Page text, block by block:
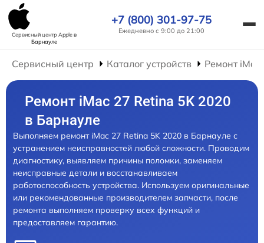
Сервисный центр Appleв
Барнауле
+7 (800) 301-97-75
Ежедневно с 9:00 до 21:00
Сервисный центр Каталог устройств Ремонт iMac
Ремонт iMac 27 Retina 5K 2020
в Барнауле
Выполняем ремонт iMac 27 Retina 5K 2020 в Барнауле с
устранением неисправностей любой сложности. Проводим
диагностику, выявляем причины поломки, заменяем
неисправные детали и восстанавливаем
работоспособность устройства. Используем оригинальные
или рекомендованные производителем запчасти, после
ремонта выполняем проверку всех функций и
предоставляем гарантию.